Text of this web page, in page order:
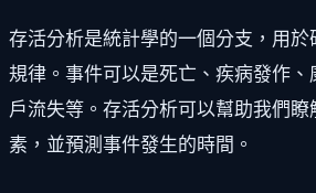
存活分析是統計學的一個分支，用於
規律。事件可以是死亡、疾病發作
戶流失等。存活分析可以幫助我們瞭
素，並預測事件發生的時間。